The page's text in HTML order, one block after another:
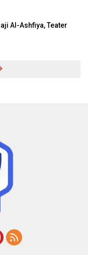
Al-Ashfiya, Teater